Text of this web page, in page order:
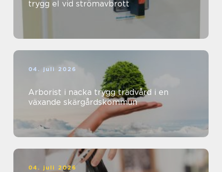
trygg el vid strömavbrott
04. juli 2026
Arborist i nacka trygg trädvård i en
växande skärgårdskommun
04. juli 2026